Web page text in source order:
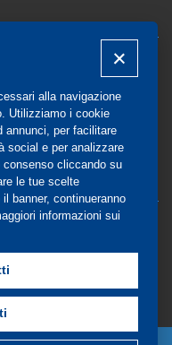
alla navigazione
Utilizziamo i cookie
annunci, per facilitare
social e per analizzare
cliccando su
le tue scelte
il banner, continueranno
informazioni sui